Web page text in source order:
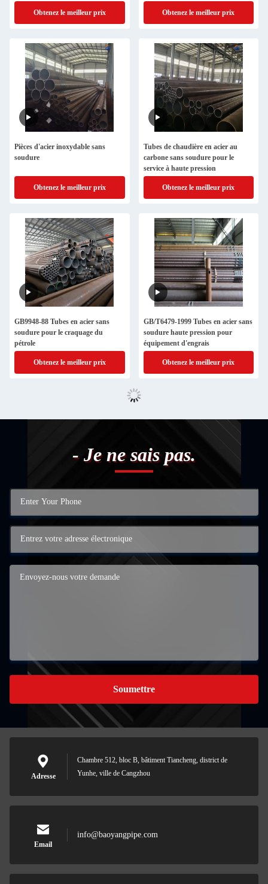
Obtenez le meilleur prix Obtenez le meilleur prix
Pièces d'acier inoxydable sans
soudure
Obtenez le meilleur prix
Tubes de chaudière en acier au
carbone sans soudure pour le
service à haute pression
Obtenez le meilleur prix
GB9948-88 Tubes en acier sans
soudure pour le craquage du
pétrole
Obtenez le meilleur prix
GB/T6479-1999 Tubes en acier sans
soudure haute pression pour
équipement d'engrais
Obtenez le meilleur prix
- Je ne sais pas.
Soumettre
Adresse
Chambre 512, bloc B, bâtiment Tiancheng, district de
Yunhe, ville de Cangzhou
Email
info@baoyangpipe.com